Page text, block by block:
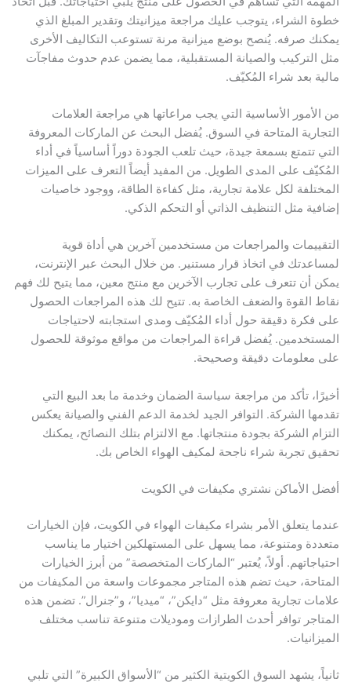
خطوة الشراء، يتوجب عليك مراجعة ميزانيتك وتقدير المبلغ الذي
يمكنك صرفه. يُنصح بوضع ميزانية مرنة تستوعب التكاليف الأخرى
مثل التركيب والصيانة المستقبلية، مما يضمن عدم حدوث مفاجآت
مالية بعد شراء المُكيّف.
من الأمور الأساسية التي يجب مراعاتها هي مراجعة العلامات
التجارية المتاحة في السوق. يُفضل البحث عن الماركات المعروفة
التي تتمتع بسمعة جيدة، حيث تلعب الجودة دوراً أساسياً في أداء
المُكيّف على المدى الطويل. من المفيد أيضاً التعرف على الميزات
المختلفة لكل علامة تجارية، مثل كفاءة الطاقة، ووجود خاصيات
إضافية مثل التنظيف الذاتي أو التحكم الذكي.
التقييمات والمراجعات من مستخدمين آخرين هي أداة قوية
لمساعدتك في اتخاذ قرار مستنير. من خلال البحث عبر الإنترنت،
يمكن أن تتعرف على تجارب الآخرين مع منتج معين، مما يتيح لك فهم
نقاط القوة والضعف الخاصة به. تتيح لك هذه المراجعات الحصول
على فكرة دقيقة حول أداء المُكيّف ومدى استجابته لاحتياجات
المستخدمين. يُفضل قراءة المراجعات من مواقع موثوقة للحصول
على معلومات دقيقة وصحيحة.
أخيرًا، تأكد من مراجعة سياسة الضمان وخدمة ما بعد البيع التي
تقدمها الشركة. التوافر الجيد لخدمة الدعم الفني والصيانة يعكس
التزام الشركة بجودة منتجاتها. مع الالتزام بتلك النصائح، يمكنك
تحقيق تجربة شراء ناجحة لمكيف الهواء الخاص بك.
أفضل الأماكن نشتري مكيفات في الكويت
عندما يتعلق الأمر بشراء مكيفات الهواء في الكويت، فإن الخيارات
متعددة ومتنوعة، مما يسهل على المستهلكين اختيار ما يناسب
احتياجاتهم. أولاً، يُعتبر “الماركات المتخصصة” من أبرز الخيارات
المتاحة، حيث تضم هذه المتاجر مجموعات واسعة من المكيفات من
علامات تجارية معروفة مثل “دايكن”، “ميديا”، و”جنرال”. تضمن هذه
المتاجر توافر أحدث الطرازات وموديلات متنوعة تناسب مختلف
الميزانيات.
ثانياً، يشهد السوق الكويتية الكثير من “الأسواق الكبيرة” التي تلبي